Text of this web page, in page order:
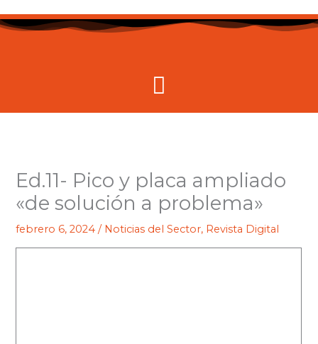
al
Menú
Ed.11- Pico y placa ampliado
«de solución a problema»
febrero 6, 2024/ Noticias del Sector, Revista Digital